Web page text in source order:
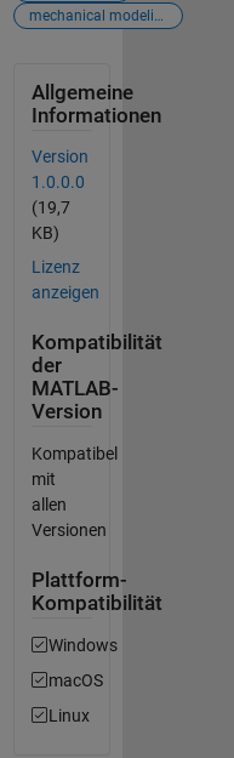
mechanical modeling
Allgemeine
Informationen
Version
1.0.0.0
(19,7
KB)
Lizenz
anzeigen
Kompatibilität
der
MATLAB-
Version
Kompatibel
mit
allen
Versionen
Plattform-
Kompatibilität
Windows
macOS
Linux